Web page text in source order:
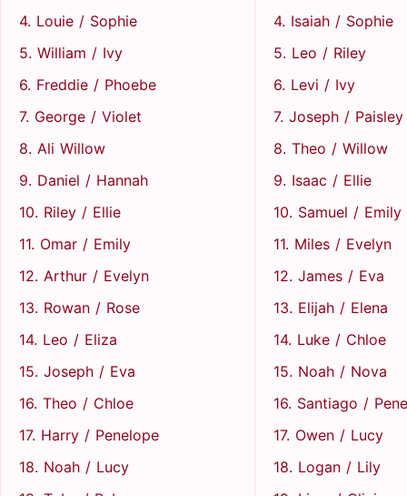
4. Louie / Sophie
5. William / Ivy
6. Freddie / Phoebe
7. George / Violet
8. Ali Willow
9. Daniel / Hannah
10. Riley / Ellie
11. Omar / Emily
12. Arthur / Evelyn
13. Rowan / Rose
14. Leo / Eliza
15. Joseph / Eva
16. Theo / Chloe
17. Harry / Penelope
18. Noah / Lucy
4. Isaiah / Sophie
5. Leo / Riley
6. Levi / Ivy
7. Joseph / Paisley
8. Theo / Willow
9. Isaac / Ellie
10. Samuel / Emily
11. Miles / Evelyn
12. James / Eva
13. Elijah / Elena
14. Luke / Chloe
15. Noah / Nova
16. Santiago /
17. Owen / Lucy
18. Logan / Lily